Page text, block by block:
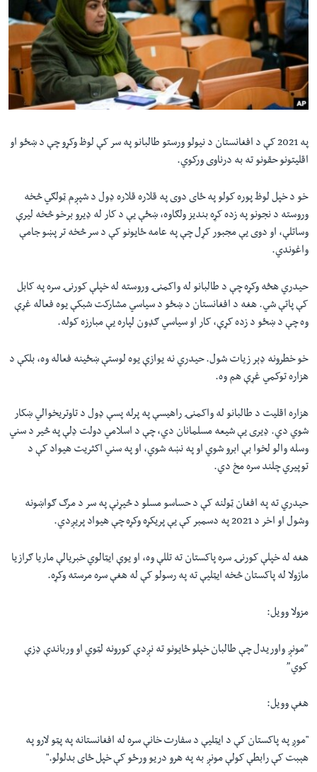
په 2021 کې د افغانستان د نیولو ورستو طالبانو په سر کې لوظ وکړو چې د ښځو او
اقلیتونو حقونو ته به درناوی ورکوي.
خو د خپل لوظ پوره کولو په ځای دوی په قلاره قلاره ډول د شپږم ټولګي څخه
وروسته د نجونو په زده کړه بندیز ولګاوه، ښځې یې د کار له ډیرو برخو څخه لیرې
وساتلې، او دوی یې مجبور کړل چې په عامه ځایونو کې د سر څخه تر پښو جامې
واغوندي.
حیدري هڅه وکړه چې د طالبانو له واکمنۍ وروسته له خپلې کورنۍ سره په کابل
کې پاتې شي. هغه د افغانستان د ښځو د سیاسي مشارکت شبکې یوه فعاله غړې
وه چې د ښځو د زده کړې، کار او سیاسي ګډون لپاره یې مبارزه کوله.
خو خطرونه ډېر زیات شول. حیدري نه یوازې یوه لوستې ښځینه فعاله وه، بلکې د
هزاره توکمي غړې هم وه.
هزاره اقليت د طالبانو له واکمنۍ راهيسې په پرله پسې ډول د تاوتريخوالي ښکار
شوي دي. ډیری یې شیعه مسلمانان دي، چې د اسلامي دولت ډلې په څیر د سني
وسله والو لخوا بې ابرو شوي او په نښه شوي، او په سني اکثریت هیواد کې د
توپیري چلند سره مخ دي.
حیدري ته په افغان ټولنه کې د حساسو مسلو د څیړنې په سر د مرګ ګواښونه
وشول او اخر د 2021 په دسمبر کې یې پریکړه وکړه چې هیواد پریږدي.
هغه له خپلې کورنۍ سره پاکستان ته تللې وه، او یوې ایټالوي خبریالې ماریا ګرازیا
مازولا له پاکستان څخه ایټلیې ته په رسولو کې له هغې سره مرسته وکړه.
مزولا وویل:
”مونږ واوریدل چې طالبان خپلو ځایونو ته نږدې کورونه لټوي او ورباندې ډزې
کوي”
هغې وویل:
"موږ په پاکستان کې د ایټلیې د سفارت خانې سره له افغانستانه په پټو لارو په
هېبت کې رابطې کولې مونږ به په هرو دریو ورځو کې خپل ځای بدلولو."